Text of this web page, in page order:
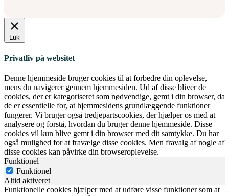
Luk
Privatliv på websitet
Denne hjemmeside bruger cookies til at forbedre din oplevelse,
mens du navigerer gennem hjemmesiden. Ud af disse bliver de
cookies, der er kategoriseret som nødvendige, gemt i din browser, da
de er essentielle for, at hjemmesidens grundlæggende funktioner
fungerer. Vi bruger også tredjepartscookies, der hjælper os med at
analysere og forstå, hvordan du bruger denne hjemmeside. Disse
cookies vil kun blive gemt i din browser med dit samtykke. Du har
også mulighed for at fravælge disse cookies. Men fravalg af nogle af
disse cookies kan påvirke din browseroplevelse.
Funktionel
Funktionel
Altid aktiveret
Funktionelle cookies hjælper med at udføre visse funktioner som at